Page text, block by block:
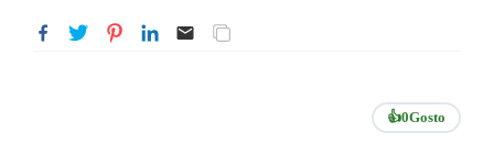
👍0Gosto